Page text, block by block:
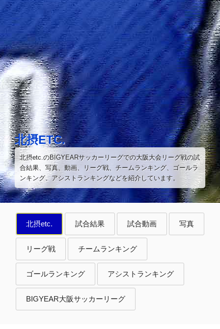
コ
ン
テ
ン
ツ
へ
ス
キ
ッ
プ
北摂ETC.
北摂etc.のBIGYEARサッカーリーグでの大阪大会リーグ戦の試
合結果、写真、動画、リーグ戦、チームランキング、ゴールラ
ンキング、アシストランキングなどを紹介しています。
北摂etc.
北
摂
etc.
試合結果
北
摂
etc.
試合動画
北
摂
写真
北
摂
etc.
リーグ戦
北
摂
etc.
チームランキング
北
摂
etc.
ゴールランキング
北
摂
etc.
アシストランキング
BIGYEAR大阪サッカーリーグ